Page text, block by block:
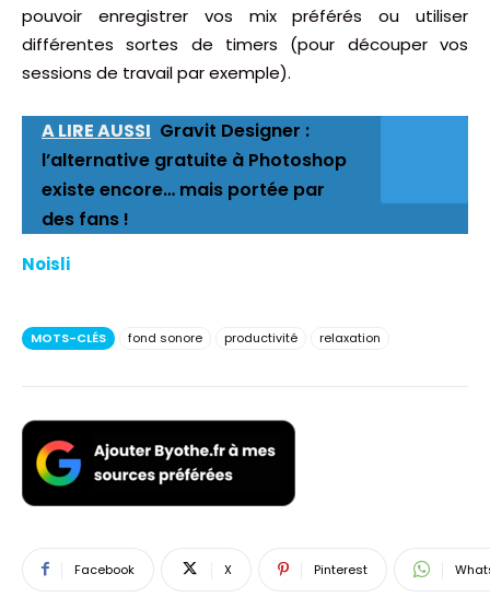
pouvoir enregistrer vos mix préférés ou utiliser
différentes sortes de timers (pour découper vos
sessions de travail par exemple).
A LIRE AUSSI Gravit Designer :
l’alternative gratuite à Photoshop
existe encore… mais portée par
des fans !
Noisli
MOTS-CLÉS fond sonore productivité relaxation
Facebook X Pinterest